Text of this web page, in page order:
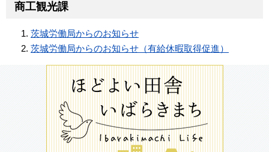
商工観光課
茨城労働局からのお知らせ
茨城労働局からのお知らせ（有給休暇取得促進）